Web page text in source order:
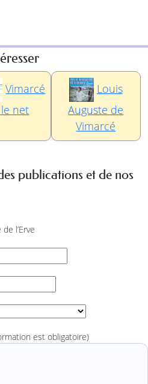
Vimarcé
net
Louis
Auguste de
Vimarcé
publications et de nos
l’Erve
est obligatoire)